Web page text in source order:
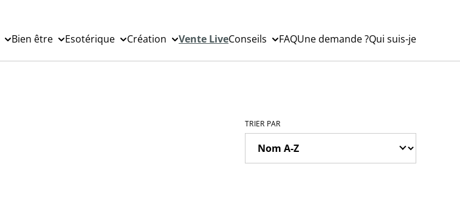
Bien être Esotérique Création Vente LiveConseils FAQUne demande ?Qui suis-je
TRIER PAR